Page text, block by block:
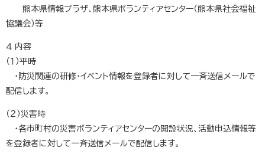
熊本県情報プラザ、熊本県ボランティアセンター（熊本県社会福祉
協議会）等
４ 内容
（１）平時
・防災関連の研修・イベント情報を登録者に対して一斉送信メールで
配信します。
（２）災害時
・各市町村の災害ボランティアセンターの開設状況、活動申込情報等
を登録者に対して一斉送信メールで配信します。